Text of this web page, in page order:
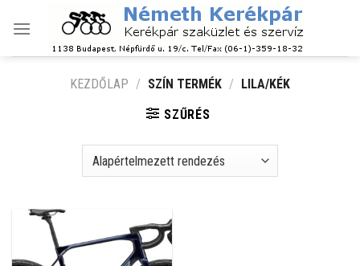
KEZDŐLAP / SZÍN TERMÉK / LILA/KÉK
SZŰRÉS